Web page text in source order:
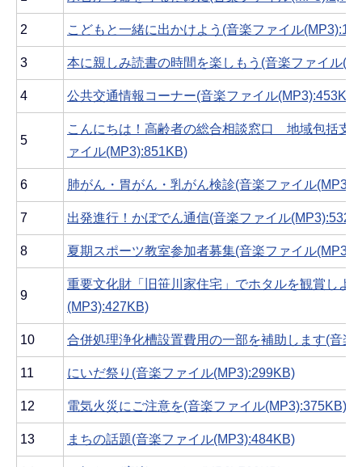
2 こどもと一緒に出かけよう(音楽ファイル
3 本に親しみ読書の時間を楽しもう(音楽ファイル
4 公共交通情報コーナー(音楽ファイル(MP3):453KB)
5
こんにちは！高齢者の総合相談窓口 地域包括支
ァイル(MP3):851KB)
6 肺がん・胃がん・乳がん検診(音楽ファイル
7 出発進行！かぼでん通信(音楽ファイル
8 夏期スポーツ教室参加者募集(音楽ファイル
9
重要文化財「旧笹川家住宅」でホタルを観賞しよ
(MP3):427KB)
10 合併処理浄化槽設置費用の一部を補助します(音楽
11 にいだ祭り(音楽ファイル(MP3):299KB)
12 電気火災にご注意を(音楽ファイル(MP3):375KB)
13 まちの話題(音楽ファイル(MP3):484KB)